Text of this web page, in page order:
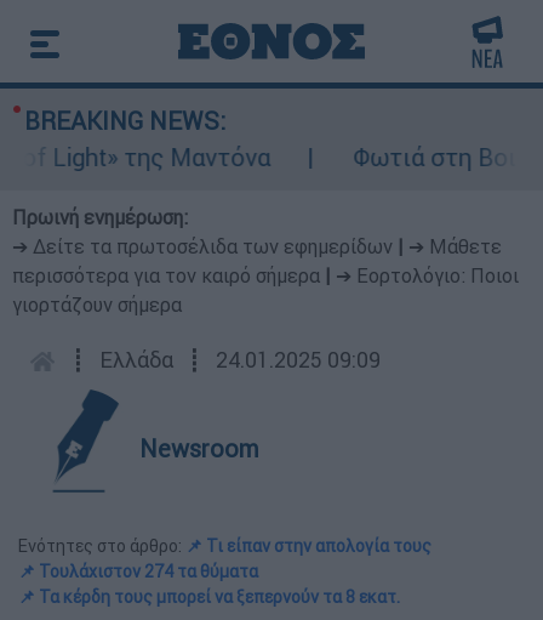
BREAKING NEWS:
Light» της Μαντόνα
Φωτιά στη
Πρωινή ενημέρωση:
➔ Δείτε τα πρωτοσέλιδα των εφημερίδων
➔ Μάθετε
περισσότερα για τον καιρό σήμερα
➔ Εορτολόγιο: Ποιοι
γιορτάζουν σήμερα
┋ Ελλάδα ┋ 24.01.2025 09:09
Newsroom
Ενότητες στο άρθρο: 📌 Τι είπαν στην απολογία τους
📌 Τουλάχιστον 274 τα θύματα
📌 Τα κέρδη τους μπορεί να ξεπερνούν τα 8 εκατ.